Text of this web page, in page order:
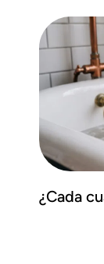
¿Cada